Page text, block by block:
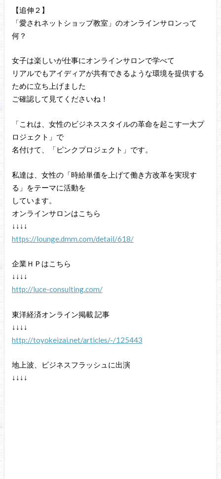
【追伸２】
「愛されネットショップ教室」のオンラインサロンって
何？
女子は楽しいが仕事にオンラインサロンで学べて
リアルでもアイディアが共有できるような環境を提供する
ために立ち上げました
ご確認して見てくださいね！
「これは、女性のビジネススタイルの革命を起こす一大プ
ロジェクト」で
名付けて、「ピンクプロジェクト」です。
私達は、女性の「時給単価を上げて働き方改革を実現す
る」をテーマに活動を
しています。
オンラインサロンはこちら
↓↓↓↓
https://lounge.dmm.com/detail/618/
企業ＨＰはこちら
↓↓↓↓
http://luce-consulting.com/
東洋経済オンライン掲載 記事
↓↓↓↓
http://toyokeizai.net/articles/-/125443
地上波、ビジネスフラッシュに出演
↓↓↓↓